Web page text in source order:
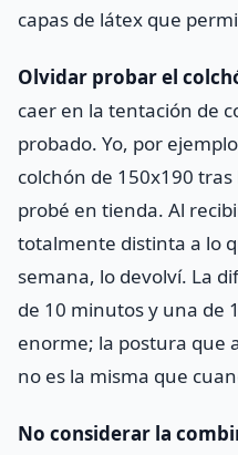
capas de látex que
Olvidar probar el
caer en la tentación de
probado. Yo, por
colchón de 150x190
probé en tienda. Al
totalmente distinta a lo
semana, lo devolví. La
de 10 minutos y una de
enorme; la postura que
no es la misma que
No considerar la